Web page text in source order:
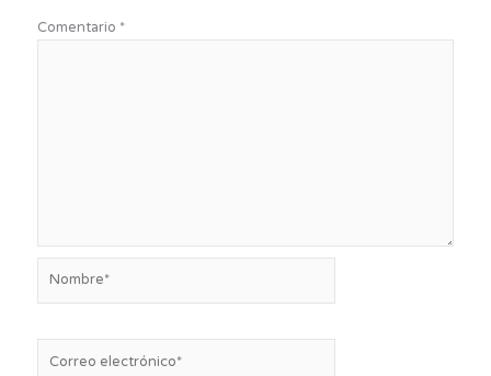
Comentario *
electrónico*